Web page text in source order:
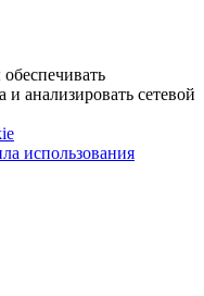
анализировать сетевой
использования